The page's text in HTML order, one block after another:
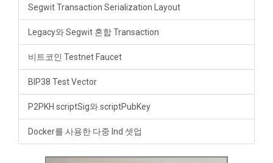
Segwit Transaction Serialization Layout
Legacy와 Segwit 혼합 Transaction
비트코인 Testnet Faucet
BIP38 Test Vector
P2PKH scriptSig와 scriptPubKey
Docker를 사용한 다중 lnd 셋업